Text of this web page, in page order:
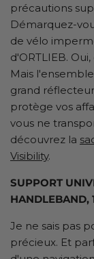
précautions
Démarquez-
de vélo
d'ORTLIEB.
Mais
grand
protège vos
vous ne
découvrez la
Visibility.
SUPPORT
HANDLEBAND,
Je ne sais pas
précieux. Et